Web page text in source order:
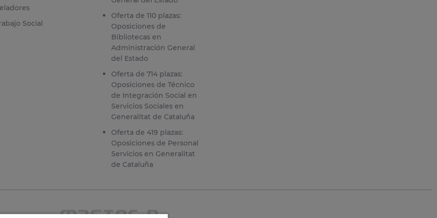
Social
Oferta de 110 plazas:
Oposiciones de
Bibliotecas en
Administración General
del Estado
Oferta de 714 plazas:
Oposiciones de Técnico
de Integración Social en
Servicios Sociales en
Generalitat de Cataluña
Oferta de 419 plazas:
Oposiciones de Personal
Servicios en Generalitat
de Cataluña